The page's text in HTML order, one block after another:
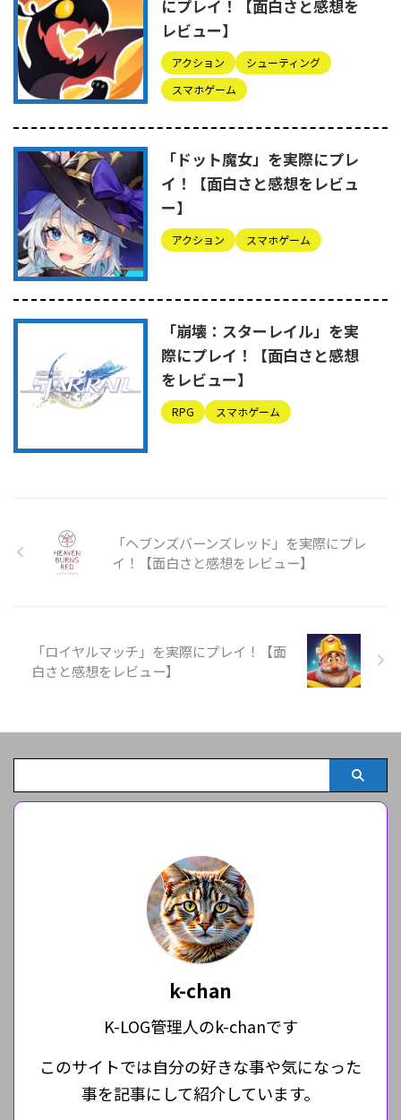
にプレイ！【面白さと感想を
レビュー】
アクション
シューティング
スマホゲーム
「ドット魔女」を実際にプレ
イ！【面白さと感想をレビュ
ー】
アクション スマホゲーム
「崩壊：スターレイル」を実
際にプレイ！【面白さと感想
をレビュー】
RPG スマホゲーム
「ヘブンズバーンズレッド」を実際にプレ
イ！【面白さと感想をレビュー】
「ロイヤルマッチ」を実際にプレイ！【面
白さと感想をレビュー】
k-chan
K-LOG管理人のk-chanです
このサイトでは自分の好きな事や気になった
事を記事にして紹介しています。